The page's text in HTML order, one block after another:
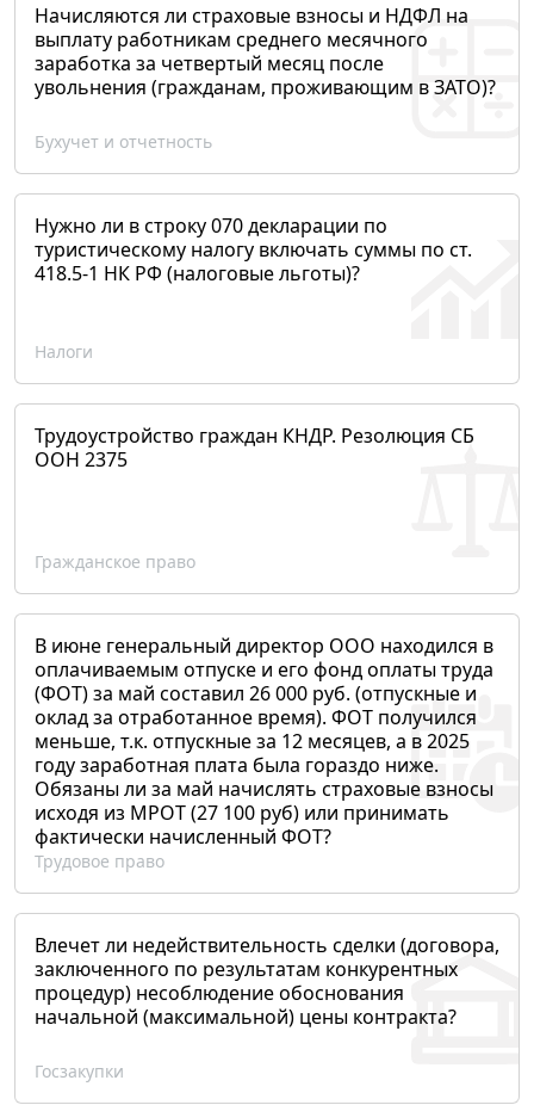
Начисляются ли страховые взносы и НДФЛ на
выплату работникам среднего месячного
заработка за четвертый месяц после
увольнения (гражданам, проживающим в ЗАТО)?
Бухучет и отчетность
Нужно ли в строку 070 декларации по
туристическому налогу включать суммы по ст.
418.5-1 НК РФ (налоговые льготы)?
Налоги
Трудоустройство граждан КНДР. Резолюция СБ
ООН 2375
Гражданское право
В июне генеральный директор ООО находился в
оплачиваемым отпуске и его фонд оплаты труда
(ФОТ) за май составил 26 000 руб. (отпускные и
оклад за отработанное время). ФОТ получился
меньше, т.к. отпускные за 12 месяцев, а в 2025
году заработная плата была гораздо ниже.
Обязаны ли за май начислять страховые взносы
исходя из МРОТ (27 100 руб) или принимать
фактически начисленный ФОТ?
Трудовое право
Влечет ли недействительность сделки (договора,
заключенного по результатам конкурентных
процедур) несоблюдение обоснования
начальной (максимальной) цены контракта?
Госзакупки